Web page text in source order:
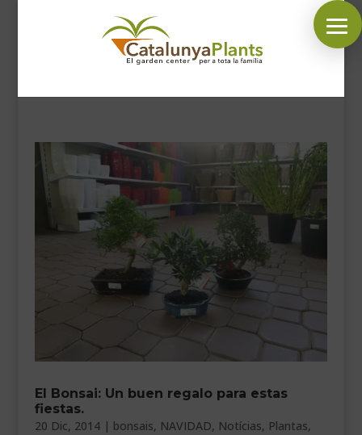
SÍGUENOS EN:
INICIO
PLANTAS
COMPLEMENTOS JARDÍN
MASCOTAS
VEURE EN CATALÀ
El Bonsai: Un buen regalo para estas
fiestas.
20 Dic, 2014| bonsais, NAVIDAD, Notícias, Plantas,